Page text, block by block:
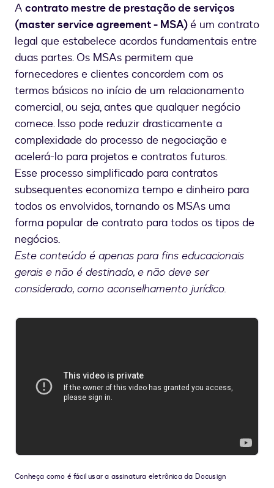
A contrato mestre de prestação de serviços
(master service agreement - MSA)é um contrato
legal que estabelece acordos fundamentais entre
duas partes. Os MSAs permitem que
fornecedores e clientes concordem com os
termos básicos no início de um relacionamento
comercial, ou seja, antes que qualquer negócio
comece. Isso pode reduzir drasticamente a
complexidade do processo de negociação e
acelerá-lo para projetos e contratos futuros.
Esse processo simplificado para contratos
subsequentes economiza tempo e dinheiro para
todos os envolvidos, tornando os MSAs uma
forma popular de contrato para todos os tipos de
negócios.
Este conteúdo é apenas para fins educacionais
gerais e não é destinado, e não deve ser
considerado, como aconselhamento jurídico.
Conheça como é fácil usar a assinatura eletrônica da Docusign